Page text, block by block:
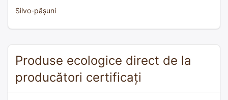
Silvo-pășuni
Produse ecologice direct de la
producători certificați